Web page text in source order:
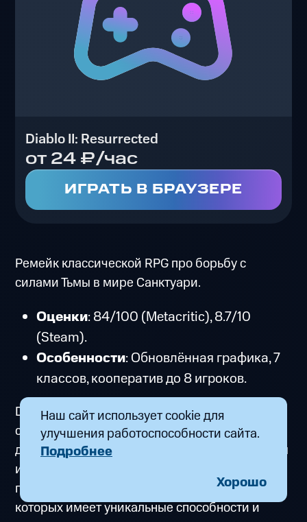
Наш сайт использует cookie для
улучшения работоспособности сайта.
Подробнее
Хорошо
Diablo II: Resurrected
от 24 ₽/час
ИГРАТЬ В БРАУЗЕРЕ
Ремейк классической RPG про борьбу с
силами Тьмы в мире Санктуари.
Оценки: 84/100 (Metacritic), 8.7/10
(Steam).
Особенности: Обновлённая графика, 7
классов, кооператив до 8 игроков.
Diablo II: Resurrected — топ RPG на ПК для
слабых компьютеров. Вы сражаетесь с
демонами, собираете легендарные артефакты
и прокачиваете навыки персонажа. Игра
предлагает несколько классов, каждый из
которых имеет уникальные способности и